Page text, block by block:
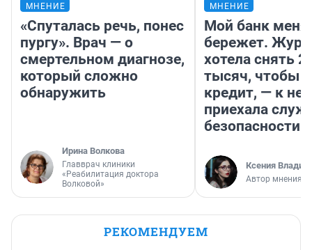
МНЕНИЕ
«Спуталась речь, понес
пургу». Врач — о
смертельном диагнозе,
который сложно
обнаружить
Ирина Волкова
Главврач клиники
«Реабилитация доктора
Волковой»
МНЕНИЕ
Мой банк меня
бережет.
хотела снять
тысяч, чтобы
кредит, — к
приехала
безопасности
Ксения
Автор мнения
РЕКОМЕНДУЕМ